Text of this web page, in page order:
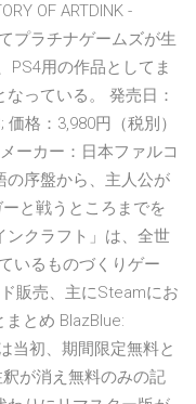
OF ARTDINK -
プラチナゲームズが生
PS4用の作品としてま
っている。 発売日：
格：3,980円（税別）
ーカー：日本ファルコ
の序盤から、主人公が
と戦うところまでを
ンクラフト」は、全世
いるものづくりゲー
販売、主にSteamにお
とめ BlazBlue:
当初、期間限定無料と
が消え無料のみの記